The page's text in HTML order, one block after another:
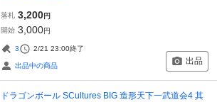
落札 3,200円
開始 3,000円
3 2/21 23:00終了
出品中の商品 出品
ドラゴンボール SCultures BIG 造形天下一武道会4 其